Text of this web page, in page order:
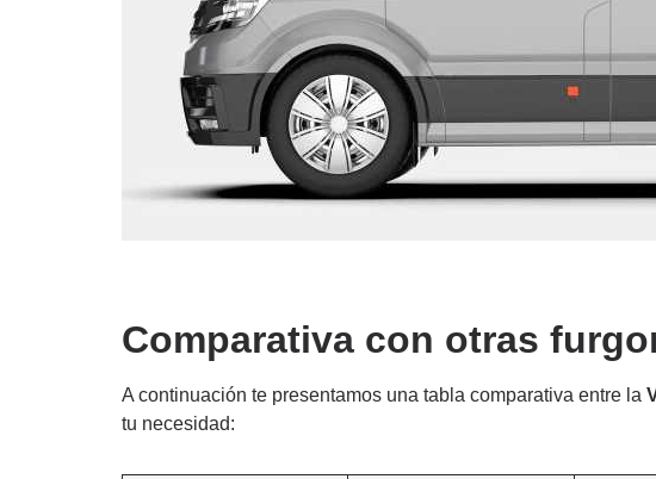
Comparativa con otras
A continuación te presentamos una tabla comparativa entre la
tu necesidad: